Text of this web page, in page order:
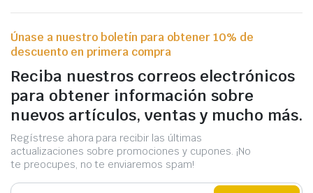
Únase a nuestro boletín para obtener 10% de
descuento en primera compra
Reciba nuestros correos electrónicos
para obtener información sobre
nuevos artículos, ventas y mucho más.
Regístrese ahora para recibir las últimas
actualizaciones sobre promociones y cupones. ¡No
te preocupes, no te enviaremos spam!